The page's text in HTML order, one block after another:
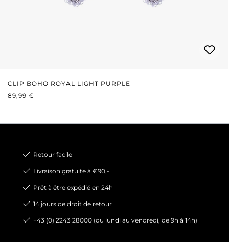
CLIP BOHO ROYAL LIGHT PURPLE
PRIX RÉGULIER :
89,99 €
Retour facile
Livraison gratuite à €90,-
Prêt à être expédié en 24h
14 jours de droit de retour
+43 (0) 2243 28000 (du lundi au vendredi, de 9h à 14h)